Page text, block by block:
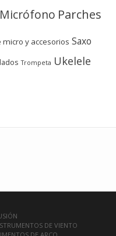
Micrófono Parches
micro y accesorios Saxo
Trompeta Ukelele
DE VIENTO